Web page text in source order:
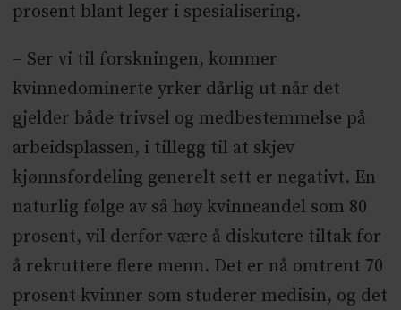
prosent blant leger i spesialisering.
– Ser vi til forskningen, kommer
kvinnedominerte yrker dårlig ut når det
gjelder både trivsel og medbestemmelse på
arbeidsplassen, i tillegg til at skjev
kjønnsfordeling generelt sett er negativt. En
naturlig følge av så høy kvinneandel som 80
prosent, vil derfor være å diskutere tiltak for
å rekruttere flere menn. Det er nå omtrent 70
prosent kvinner som studerer medisin, og det